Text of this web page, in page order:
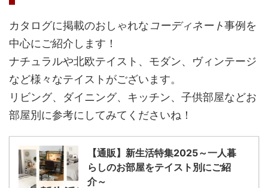
カタログに掲載のおしゃれなコーディネート事例を
中心にご紹介します！
ナチュラルや北欧テイスト、モダン、ヴィンテージ
など様々なテイストがございます。
リビング、ダイニング、キッチン、子供部屋などお
部屋別に参考にしてみてくださいね！
【通販】新生活特集2025～一人暮
らしのお部屋をテイスト別にご紹
介～